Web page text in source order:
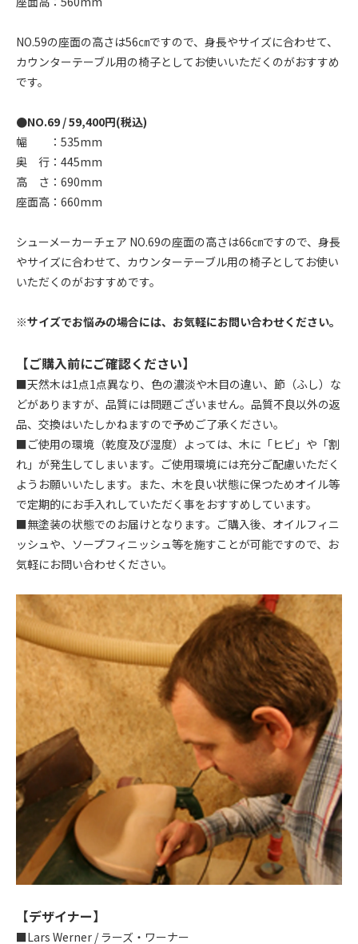
NO.59の座面の高さは56㎝ですので、身長やサイズに合わせて、
カウンターテーブル用の椅子としてお使いいただくのがおすすめ
です。
●NO.69 / 59,400円(税込)
幅 ：535mm
奥 行：445mm
高 さ：690mm
座面高：660mm
シューメーカーチェア NO.69の座面の高さは66㎝ですので、身長
やサイズに合わせて、カウンターテーブル用の椅子としてお使い
いただくのがおすすめです。
※サイズでお悩みの場合には、お気軽にお問い合わせください。
【ご購入前にご確認ください】
■天然木は1点1点異なり、色の濃淡や木目の違い、節（ふし）な
どがありますが、品質には問題ございません。品質不良以外の返
品、交換はいたしかねますので予めご了承ください。
■ご使用の環境（乾度及び湿度）よっては、木に「ヒビ」や「割
れ」が発生してしまいます。ご使用環境には充分ご配慮いただく
ようお願いいたします。また、木を良い状態に保つためオイル等
で定期的にお手入れしていただく事をおすすめしています。
■無塗装の状態でのお届けとなります。ご購入後、オイルフィニ
ッシュや、ソープフィニッシュ等を施すことが可能ですので、お
気軽にお問い合わせください。
【デザイナー】
■Lars Werner / ラーズ・ワーナー